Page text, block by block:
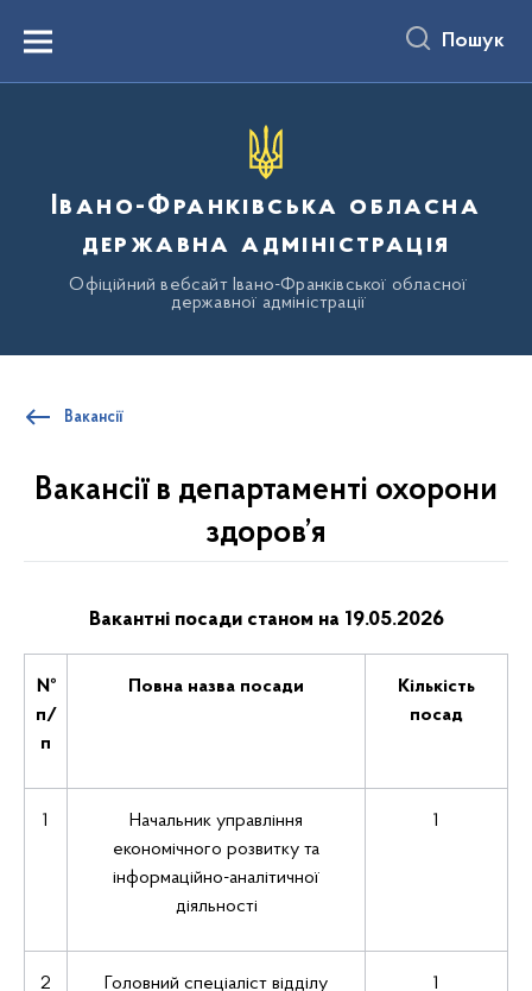
вмістуMenu Пошук
Івано-Франківська обласна
державна адміністрація
Офіційний вебсайт Івано-Франківської обласної
державної адміністрації
Вакансії
Вакансії в департаменті охорони
здоров’я
Вакантніпосадистаном на 19.05.2026
№
п/
п
Повна назва посади
Кількість
посад
1
Начальник управління
економічного розвитку та
інформаційно-аналітичної
діяльності
1
2
Головний спеціаліст відділу
1